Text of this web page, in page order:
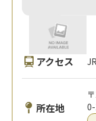
アクセス
所在地